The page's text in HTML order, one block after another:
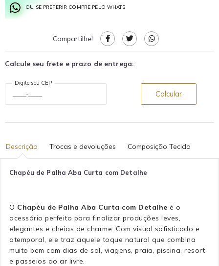
OU SE PREFERIR COMPRE PELO WHATS
Compartilhe!
Calcule seu frete e prazo de entrega:
Digite seu CEP
Calcular
Descrição Trocas e devoluções Composição Tecido
Chapéu de Palha Aba Curta com Detalhe
O Chapéu de Palha Aba Curta com Detalhe é o
acessório perfeito para finalizar produções leves,
elegantes e cheias de charme. Com visual sofisticado e
atemporal, ele traz aquele toque natural que combina
muito bem com dias de sol, viagens, praia, piscina, resort
e passeios ao ar livre.